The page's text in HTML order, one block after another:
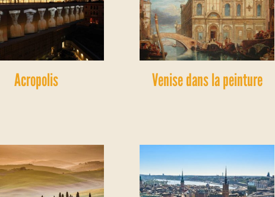
Acropolis Venise dans la peinture